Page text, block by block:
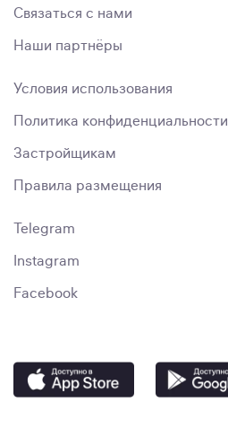
Связаться с нами
Наши партнёры
Условия использования
Политика конфиденциальности
Застройщикам
Правила размещения
Telegram
Instagram
Facebook